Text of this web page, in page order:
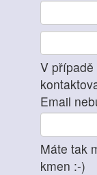
V
Email
Máte tak
kmen :-)